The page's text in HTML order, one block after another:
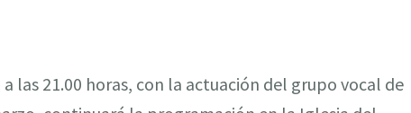
las 21.00 horas, con la actuación del grupo vocal de